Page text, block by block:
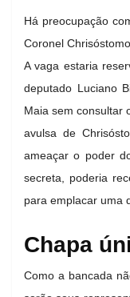
Há preocupação
Coronel
A vaga estaria
deputado Luciano
Maia sem consultar
avulsa de
ameaçar o poder
secreta, poderia
para emplacar uma
Chapa
Como a bancada